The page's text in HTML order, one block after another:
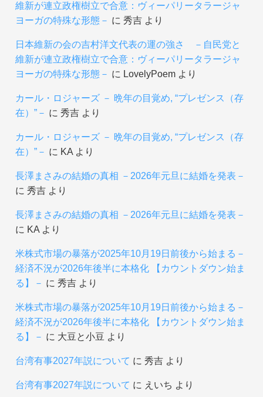
維新が連立政権樹立で合意：ヴィーパリータラージャ
ヨーガの特殊な形態－ に 秀吉より
日本維新の会の吉村洋文代表の運の強さ －自民党と
維新が連立政権樹立で合意：ヴィーパリータラージャ
ヨーガの特殊な形態－ に LovelyPoemより
カール・ロジャーズ － 晩年の目覚め, “プレゼンス（存
在）”－ に 秀吉より
カール・ロジャーズ － 晩年の目覚め, “プレゼンス（存
在）”－ に KAより
長澤まさみの結婚の真相 －2026年元旦に結婚を発表－
に 秀吉より
長澤まさみの結婚の真相 －2026年元旦に結婚を発表－
に KAより
米株式市場の暴落が2025年10月19日前後から始まる－
経済不況が2026年後半に本格化 【カウントダウン始ま
る】－ に 秀吉より
米株式市場の暴落が2025年10月19日前後から始まる－
経済不況が2026年後半に本格化 【カウントダウン始ま
る】－ に 大豆と小豆 より
台湾有事2027年説について に 秀吉より
台湾有事2027年説について に えいち より